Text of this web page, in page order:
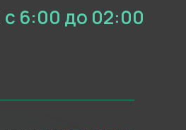
с 6:00 до 02:00